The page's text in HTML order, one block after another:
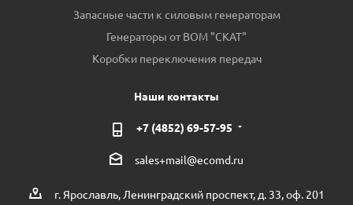
Запасные части к силовым генераторам
Генераторы от ВОМ "СКАТ"
Коробки переключения передач
Наши контакты
+7 (4852) 69-57-95
sales+mail@ecomd.ru
г. Ярославль, Ленинградский проспект, д. 33, оф. 201